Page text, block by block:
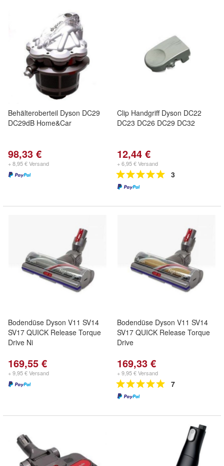
Behälteroberteil Dyson DC29
DC29dB Home&Car
98,33 €
+ 8,95 € Versand
Clip Handgriff Dyson DC22
DC23 DC26 DC29 DC32
12,44 €
+ 6,95 € Versand
3
Bodendüse Dyson V11 SV14
SV17 QUICK Release Torque
Drive Ni
169,55 €
+ 9,95 € Versand
Bodendüse Dyson V11 SV14
SV17 QUICK Release Torque
Drive
169,33 €
+ 9,95 € Versand
7